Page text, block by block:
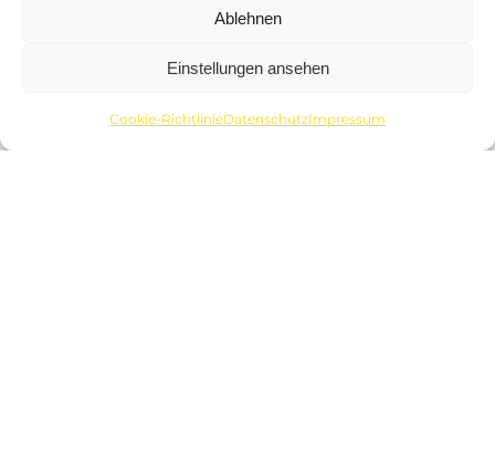
Ablehnen
Einstellungen ansehen
Cookie-RichtlinieDatenschutzImpressum